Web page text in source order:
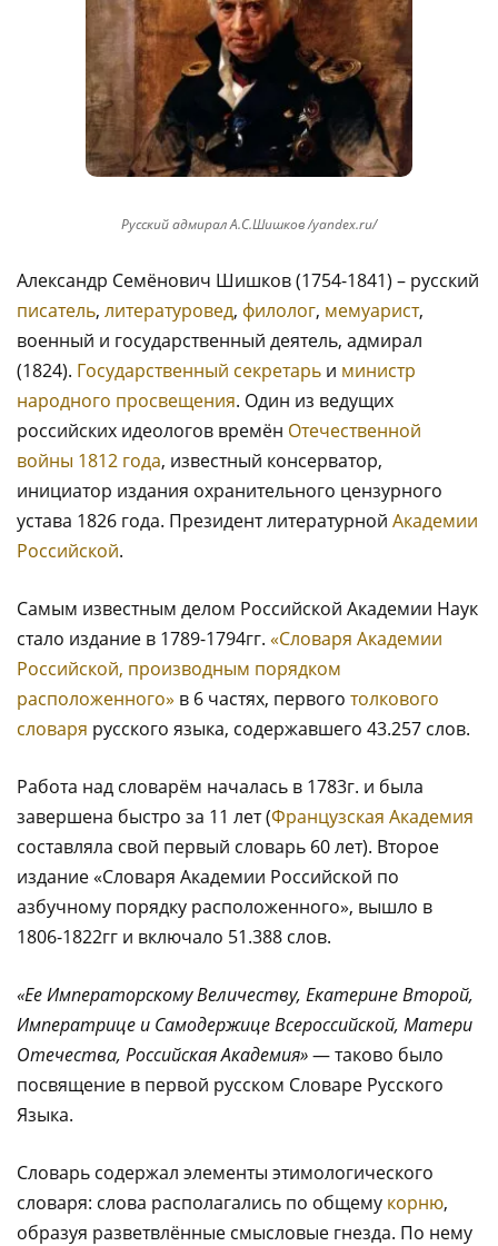
Русский адмирал А.С.Шишков /yandex.ru/
Александр Семёнович Шишков (1754-1841) – русский
писатель, литературовед, филолог, мемуарист,
военный и государственный деятель, адмирал
(1824). Государственный секретарь и министр
народного просвещения. Один из ведущих
российских идеологов времён Отечественной
войны 1812 года, известный консерватор,
инициатор издания охранительного цензурного
устава 1826 года. Президент литературной Академии
Российской.
Самым известным делом Российской Академии Наук
стало издание в 1789-1794гг. «Словаря Академии
Российской, производным порядком
расположенного» в 6 частях, первого толкового
словаря русского языка, содержавшего 43.257 слов.
Работа над словарём началась в 1783г. и была
завершена быстро за 11 лет (Французская Академия
составляла свой первый словарь 60 лет). Второе
издание «Словаря Академии Российской по
азбучному порядку расположенного», вышло в
1806-1822гг и включало 51.388 слов.
«Ее Императорскому Величеству, Екатерине Второй,
Императрице и Самодержице Всероссийской, Матери
Отечества, Российская Академия»— таково было
посвящение в первой русском Словаре Русского
Языка.
Словарь содержал элементы этимологического
словаря: слова располагались по общему корню,
образуя разветвлённые смысловые гнезда. По нему